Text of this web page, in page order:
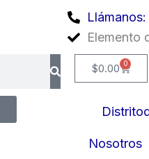
Elemento
$0.00 0
Cart
Nosotros